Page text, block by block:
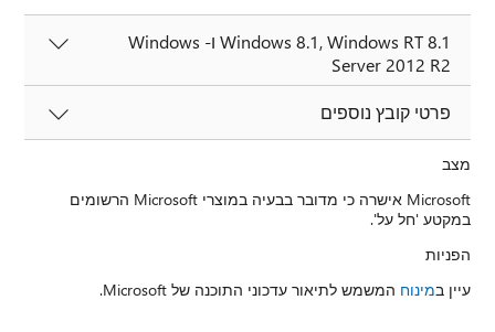
Windows 8.1, Windows RT 8.1 ו- Windows
Server 2012 R2
פרטי קובץ נוספים
מצב
Microsoft אישרה כי מדובר בבעיה במוצרי Microsoft הרשומים
במקטע 'חל על'.
הפניות
עיין במינוח המשמש לתיאור עדכוני התוכנה של Microsoft.